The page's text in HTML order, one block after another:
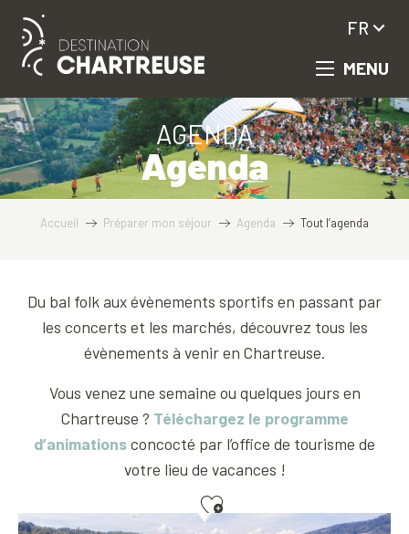
contenu
principal
MENU
FR
AGENDA
Agenda
Accueil Préparer mon séjour Agenda Tout l’agenda
Du bal folk aux évènements sportifs en passant par
les concerts et les marchés, découvrez tous les
évènements à venir en Chartreuse.
Vous venez une semaine ou quelques jours en
Chartreuse ? Téléchargez le programme
d’animationsconcocté par l’office de tourisme de
votre lieu de vacances !
Ajouter aux favoris